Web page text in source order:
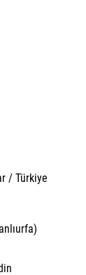
/ Türkiye